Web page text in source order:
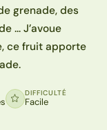
grenade, des
… J’avoue
ce fruit apporte
DIFFICULTÉ
Facile